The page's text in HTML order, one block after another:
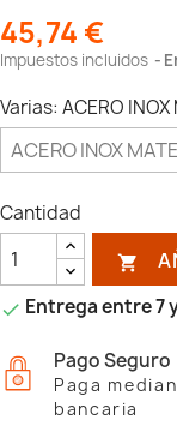
45,74 €
Impuestos incluidos
Varias: ACERO INOX
Cantidad

 Entrega entre 7
Pago Seguro
Paga
bancaria